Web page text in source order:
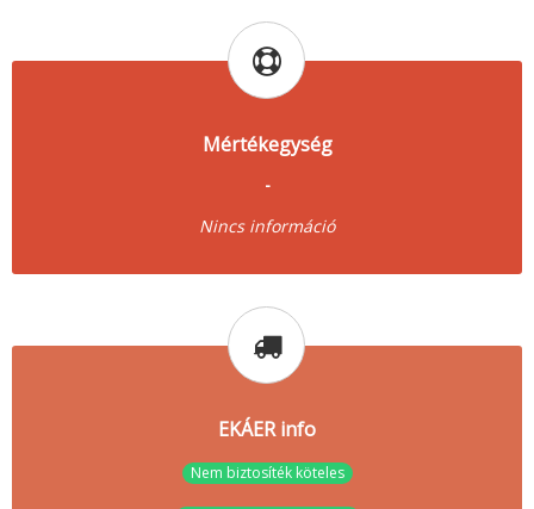
Mértékegység
-
Nincs információ
EKÁER info
Nem biztosíték köteles